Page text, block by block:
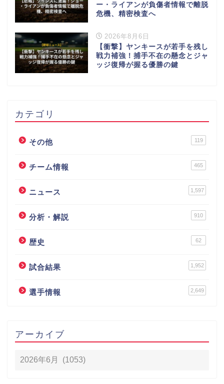
ー・ライアンが負傷者情報で離脱
危機、精密検査へ
2026年8月6日
【衝撃】ヤンキースが若手を残し
戦力補強！捕手不在の懸念とジャ
ッジ復帰が握る優勝の鍵
カテゴリ
その他 119
チーム情報 465
ニュース 1,597
分析・解説 910
歴史 62
試合結果 1,952
選手情報 2,649
アーカイブ